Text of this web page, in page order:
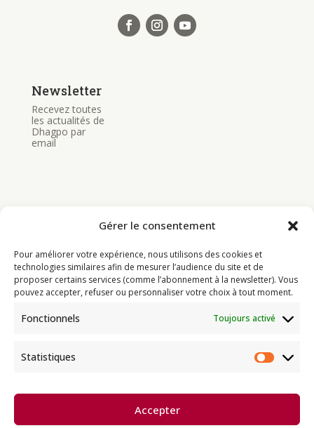
Gérer le consentement
Pour améliorer votre expérience, nous utilisons des cookies et
technologies similaires afin de mesurer l’audience du site et de
proposer certains services (comme l’abonnement à la newsletter). Vous
pouvez accepter, refuser ou personnaliser votre choix à tout moment.
Fonctionnels Toujours activé
Statistiques
Accepter
Newsletter
Recevez toutes
les actualités de
Dhagpo par
email
Programme
Actualités
Ressources
Infos pratiques
direction spirituelle de Thayé
Dorjé, Sa Sainteté le XVII Gyalwa